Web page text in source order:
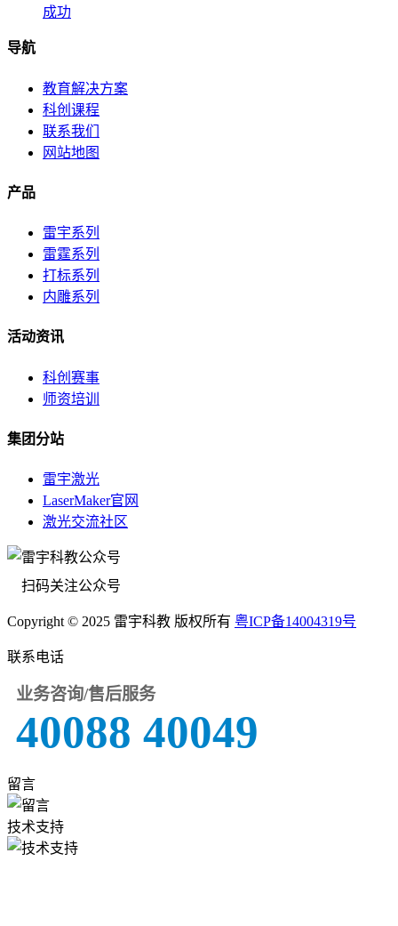
成功
导航
教育解决方案
科创课程
联系我们
网站地图
产品
雷宇系列
雷霆系列
打标系列
内雕系列
活动资讯
科创赛事
师资培训
集团分站
雷宇激光
LaserMaker官网
激光交流社区
扫码关注公众号
Copyright © 2025 雷宇科教 版权所有 粤ICP备14004319号
联系电话
业务咨询/售后服务
40088 40049
留言
技术支持